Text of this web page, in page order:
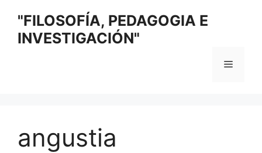
contenido
"FILOSOFÍA, PEDAGOGIA E
INVESTIGACIÓN"
Menú
angustia